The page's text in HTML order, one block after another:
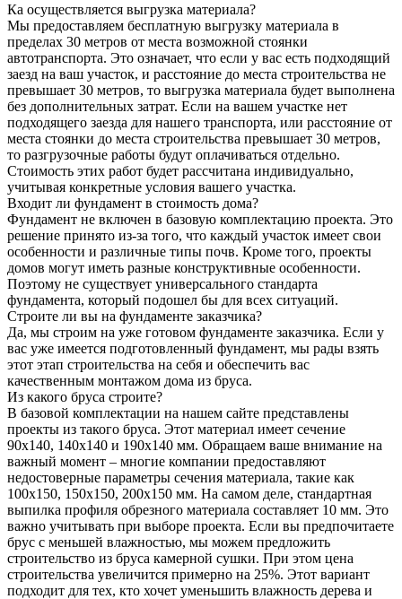
Ка осуществляется выгрузка материала?
Мы предоставляем бесплатную выгрузку материала в
пределах 30 метров от места возможной стоянки
автотранспорта. Это означает, что если у вас есть подходящий
заезд на ваш участок, и расстояние до места строительства не
превышает 30 метров, то выгрузка материала будет выполнена
без дополнительных затрат. Если на вашем участке нет
подходящего заезда для нашего транспорта, или расстояние от
места стоянки до места строительства превышает 30 метров,
то разгрузочные работы будут оплачиваться отдельно.
Стоимость этих работ будет рассчитана индивидуально,
учитывая конкретные условия вашего участка.
Входит ли фундамент в стоимость дома?
Фундамент не включен в базовую комплектацию проекта. Это
решение принято из-за того, что каждый участок имеет свои
особенности и различные типы почв. Кроме того, проекты
домов могут иметь разные конструктивные особенности.
Поэтому не существует универсального стандарта
фундамента, который подошел бы для всех ситуаций.
Строите ли вы на фундаменте заказчика?
Да, мы строим на уже готовом фундаменте заказчика. Если у
вас уже имеется подготовленный фундамент, мы рады взять
этот этап строительства на себя и обеспечить вас
качественным монтажом дома из бруса.
Из какого бруса строите?
В базовой комплектации на нашем сайте представлены
проекты из такого бруса. Этот материал имеет сечение
90x140, 140x140 и 190x140 мм. Обращаем ваше внимание на
важный момент – многие компании предоставляют
недостоверные параметры сечения материала, такие как
100x150, 150x150, 200x150 мм. На самом деле, стандартная
выпилка профиля обрезного материала составляет 10 мм. Это
важно учитывать при выборе проекта. Если вы предпочитаете
брус с меньшей влажностью, мы можем предложить
строительство из бруса камерной сушки. При этом цена
строительства увеличится примерно на 25%. Этот вариант
подходит для тех, кто хочет уменьшить влажность дерева и